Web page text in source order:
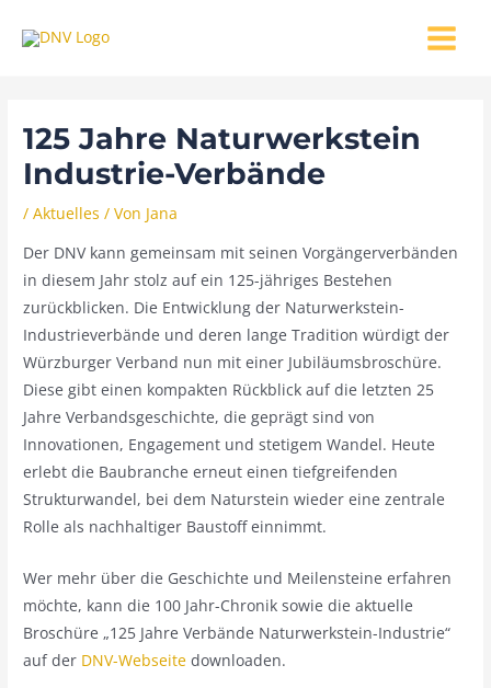
Inhalt
MENU
125 Jahre Naturwerkstein
Industrie-Verbände
/Aktuelles / Von Jana
Der DNV kann gemeinsam mit seinen Vorgängerverbänden
in diesem Jahr stolz auf ein 125-jähriges Bestehen
zurückblicken. Die Entwicklung der Naturwerkstein-
Industrieverbände und deren lange Tradition würdigt der
Würzburger Verband nun mit einer Jubiläumsbroschüre.
Diese gibt einen kompakten Rückblick auf die letzten 25
Jahre Verbandsgeschichte, die geprägt sind von
Innovationen, Engagement und stetigem Wandel. Heute
erlebt die Baubranche erneut einen tiefgreifenden
Strukturwandel, bei dem Naturstein wieder eine zentrale
Rolle als nachhaltiger Baustoff einnimmt.
Wer mehr über die Geschichte und Meilensteine erfahren
möchte, kann die 100 Jahr-Chronik sowie die aktuelle
Broschüre „125 Jahre Verbände Naturwerkstein-Industrie“
auf der DNV-Webseite downloaden.